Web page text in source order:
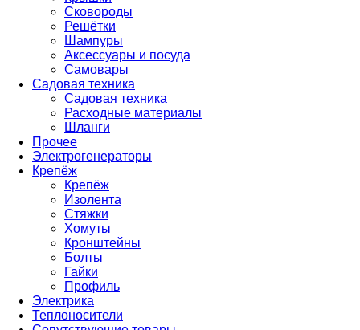
Сковороды
Решётки
Шампуры
Аксессуары и посуда
Самовары
Садовая техника
Садовая техника
Расходные материалы
Шланги
Прочее
Электрогенераторы
Крепёж
Крепёж
Изолента
Стяжки
Хомуты
Кронштейны
Болты
Гайки
Профиль
Электрика
Теплоносители